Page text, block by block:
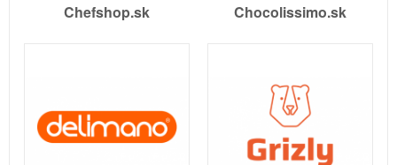
Chefshop.sk Chocolissimo.sk